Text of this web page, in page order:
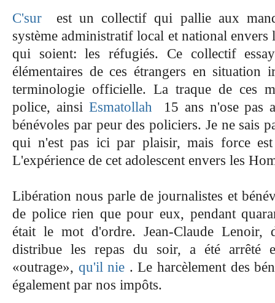
C'sur
est un collectif qui pallie aux
système administratif local et national envers
qui soient: les réfugiés. Ce collectif
élémentaires de ces étrangers en situation
terminologie officielle. La traque de ces
police, ainsi Esmatollah
15 ans n'ose pas
bénévoles par peur des policiers. Je ne sais
qui n'est pas ici par plaisir, mais force
L'expérience de cet adolescent envers les
Libération nous parle de journalistes et
de police rien que pour eux, pendant
était le mot d'ordre. Jean-Claude Lenoir,
distribue les repas du soir, a été arrêté
«outrage», qu'il nie . Le harcèlement des
également par nos impôts.